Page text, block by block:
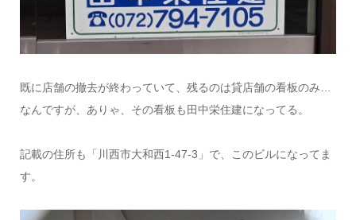
既に店舗の撤去が終わっていて、残るのは貸店舗の看板のみ…
なんですが、ありゃ、その看板も田中栄住建になってる。
記載の住所も「川西市大和西1-47-3」で、このビルになってま
す。